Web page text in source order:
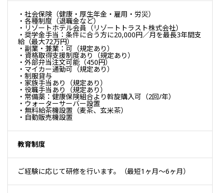
・社会保険（健康・厚生年金・雇用・労災）
・各種制度（退職金など）
・リゾートホテル会員（リゾートトラスト株式会社）
・奨学金手当：条件に合う方に20,000円／月を最長3年間支
給（最大72万円）
・副業・兼業：可（規定あり）
・資格取得支援制度あり（規定あり）
・外部弁当注文可能（450円）
・マイカー通勤可（規定あり）
・制服貸与
・家族手当あり（規定あり）
・役職手当あり（規定あり）
・常備薬：健康保険組合より斡旋購入可（2回/年）
・ウォーターサーバー設置
・無料給茶機設置（麦茶、玄米茶）
・自動販売機設置
教育制度
ご経験に応じて研修を行います。（最短1ヶ月～6ヶ月）